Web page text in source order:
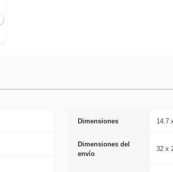
Dimensiones 14.7
Dimensiones del
envío
32 x